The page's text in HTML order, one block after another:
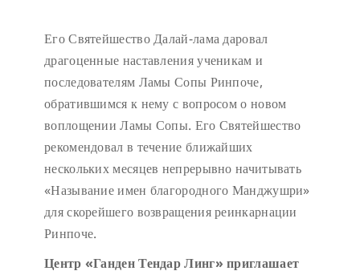
Его Святейшество Далай-лама даровал
драгоценные наставления ученикам и
последователям Ламы Сопы Ринпоче,
обратившимся к нему с вопросом о новом
воплощении Ламы Сопы. Его Святейшество
рекомендовал в течение ближайших
нескольких месяцев непрерывно начитывать
«Называние имен благородного Манджушри»
для скорейшего возвращения реинкарнации
Ринпоче.
Центр «Ганден Тендар Линг» приглашает